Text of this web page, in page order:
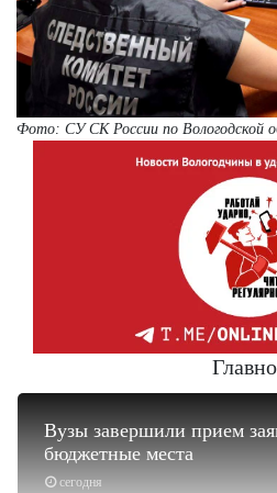
Фото: СУ СК России по Вологодской
сегодня
Вузы завершили прием
бюджетные места